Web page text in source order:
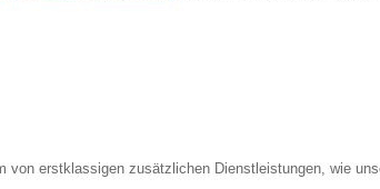
von erstklassigen zusätzlichen Dienstleistungen, wie